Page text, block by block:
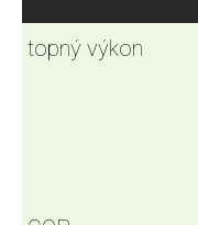
topný výkon